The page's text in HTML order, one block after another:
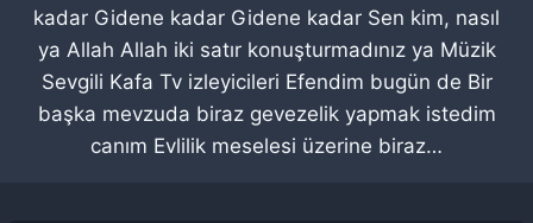
kadar Gidene kadar Gidene kadar Sen kim, nasıl
ya Allah Allah iki satır konuşturmadınız ya Müzik
Sevgili Kafa Tv izleyicileri Efendim bugün de Bir
başka mevzuda biraz gevezelik yapmak istedim
canım Evlilik meselesi üzerine biraz…